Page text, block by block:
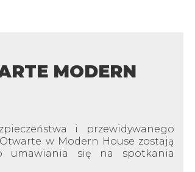
MODERN
i przewidywanego
w Modern House zostają
umawiania się na spotkania